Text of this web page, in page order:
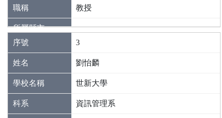
教授
3
劉怡麟
世新大學
資訊管理系